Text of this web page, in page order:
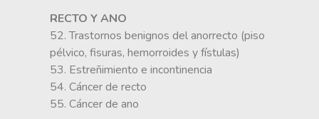
RECTO Y ANO
52. Trastornos benignos del anorrecto (piso
pélvico, fisuras, hemorroides y fístulas)
53. Estreñimiento e incontinencia
54. Cáncer de recto
55. Cáncer de ano